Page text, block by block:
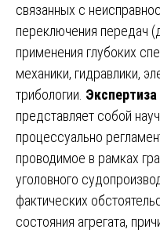
связанных с
переключения передач
применения глубоких
механики, гидравлики,
трибологии.
представляет собой
процессуально
проводимое в рамках
уголовного
фактических
состояния агрегата,